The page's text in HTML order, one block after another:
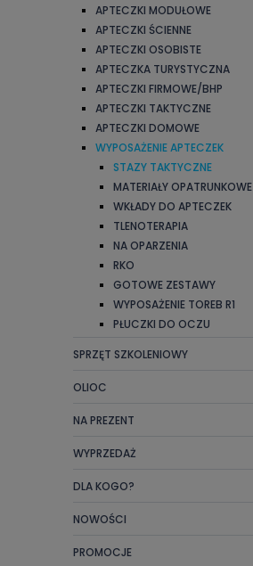
APTECZKI MODUŁOWE
APTECZKI ŚCIENNE
APTECZKI OSOBISTE
APTECZKA TURYSTYCZNA
APTECZKI FIRMOWE/BHP
APTECZKI TAKTYCZNE
APTECZKI DOMOWE
WYPOSAŻENIE APTECZEK
STAZY TAKTYCZNE
MATERIAŁY OPATRUNKOWE
WKŁADY DO APTECZEK
TLENOTERAPIA
NA OPARZENIA
RKO
GOTOWE ZESTAWY
WYPOSAŻENIE TOREB R1
PŁUCZKI DO OCZU
SPRZĘT SZKOLENIOWY
OLIOC
NA PREZENT
WYPRZEDAŻ
DLA KOGO?
NOWOŚCI
PROMOCJE